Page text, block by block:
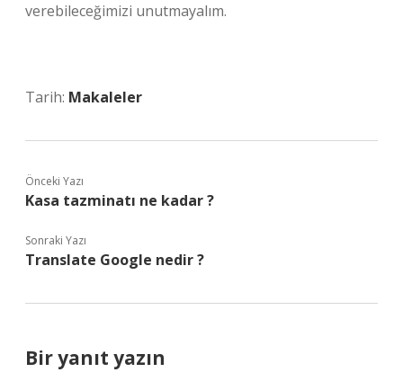
verebileceğimizi unutmayalım.
Tarih: Makaleler
Önceki Yazı
Kasa tazminatı ne kadar ?
Sonraki Yazı
Translate Google nedir ?
Bir yanıt yazın